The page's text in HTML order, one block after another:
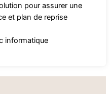
pour assurer une
et plan de reprise
informatique